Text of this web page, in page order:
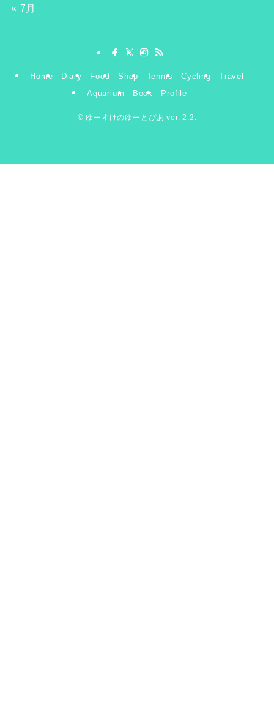
« 7月
Home Diary Food Shop Tennis Cycling
Travel
Aquarium
Book Profile
© ゆーすけのゆーとぴあ ver. 2.2.